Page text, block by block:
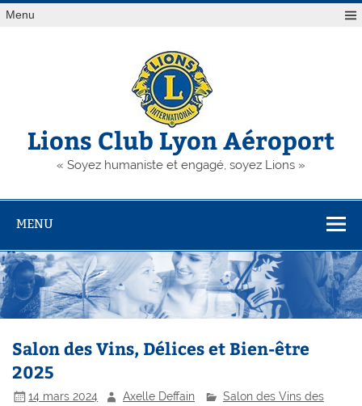
Skip
toMenu
Lions Club Lyon Aéroport
« Soyez humaniste et engagé, soyez Lions »
MENU
Salon des Vins, Délices et Bien-être
2025
14 mars 2024 Axelle Deffain
Salon des Vins des